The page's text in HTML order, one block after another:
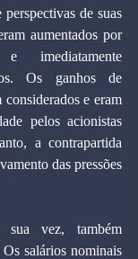
de suas
aumentados por
imediatamente
Os ganhos de
e eram
pelos acionistas
a contrapartida
das pressões
sua vez, também
Os salários nominais